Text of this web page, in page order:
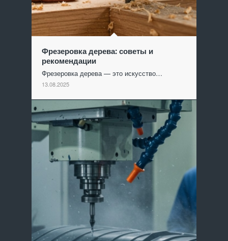
Фрезеровка дерева: советы и
рекомендации
Фрезеровка дерева — это искусство…
13.08.2025